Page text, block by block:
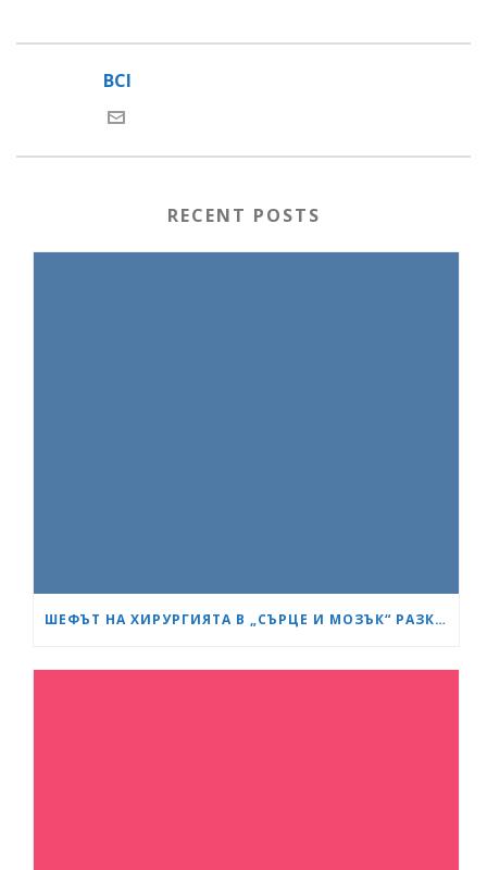
BCI
RECENT POSTS
ШЕФЪТ НА ХИРУРГИЯТА В „СЪРЦЕ И МОЗЪК“ РАЗКРИ КАК СА ИЗТРЪГНАЛИ ОТ СМЪРТТА ОЦЕЛЕЛИЯ ОТ КАСАПНИЦАТА НА „ТРАКИЯ“